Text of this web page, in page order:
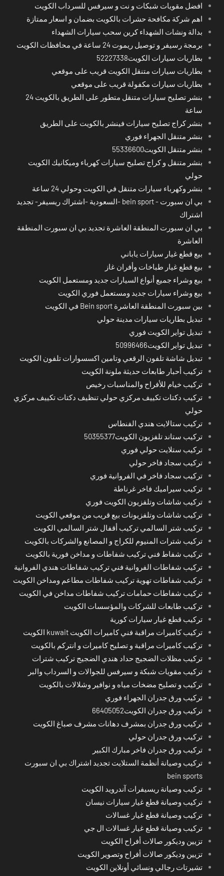
افضل مقويات شبكات و نت و سيرفس للسرداب الكويت
اهم شركة مكافحة حشرات بالكويت بضمان و اسعار ممتازة
بدالة ونشات الشهداء كرين سحب سيارات الشهداء
برمجة رسيفر و توصيل ريموت 24 ساعة في محافظات الكويت
بطاريات سيارات الكويت52227338
بطاريات سيارات متنقل الكويت قريب على موقعي
بطاريات سيارات مكفولة قريب على موقعي
بنشر تصليح سيارات متنقل متطور على الطريق بالكويت 24
ساعة
بنشر كراج تصليح سيارات فينشر بالكويت على الطريق
بنشر متنقل الجهراء فوري
بنشر متنقل الكويت55336600
بنشر متنقل و كراج تصليح سيارات كهرباء وميكانيك الكويت
حولي
بنشر وكهرباء سيارات متنقل في الكويت وحولي 24 ساعة
بي ان سبورت - bein sport -السعودية -اشتراك ريسيفر- تجديد
اشتراك
بي ان سبورت المنطقة العاشرة تجديد بي ان سبورت المنطقة
العاشرة
بيع قطع غيار سيارات ياباني
بيع قطع غيار طباخات وأفران غاز
بيع وشراء جميع أنواع السيارات جديد ومستعمل الكويت
بيع وشراء سيارات جديد ومستعمل فوري الكويت
بين سبورت المنطقة العاشرة Bein sport في الكويت
تبديل بطاريات سيارات مدينة حولي
تبديل تواير الكويت فوري
تبديل تواير الكويت50996466
تبديل شاشة تلفون الرقعي وتامين اكسسوارات تلفون الكويت
تركيب أحبار طابعات حديثة ملونة الكويت
تركيب خيام للأفراح والمناسبات رخيص
تركيب دكتات تكييف مركزي حولي تنظيف دكتات تكييف مركزي
حولي
تركيب ستالايت هندي الفنطاس
تركيب ستاند تلفزيون الكويت50355377
تركيب ستلايت حولي فوري
تركيب سجاد فاخر حولي
تركيب سجاد فاخر في الفروانية فوري
تركيب سيراميك فاخر غرناطة
تركيب شاشات وتلفزيون الكويت فوري
تركيب شاشات وتلفزيونات بيع قريب من موقعي الكويت
تركيب شتر السالمي تركيب أقفال شتر السالمي الكويت
تركيب شترات المنيوم للكراج و المصانع والشركات بالكويت
تركيب شفاط فني تركيب شفاطات و مداخن فورية بالكويت
تركيب شفاطات الفروانية فني تركيب شفاطات هندي الفروانية
تركيب شفاطات تهوية تركيب شفاطات مطاعم ومداخن الكويت
تركيب شفاطات حمامات تركيب شفاطات مداخن في الكويت
تركيب طابعات للشركات والمؤسسات الكويت
تركيب قطع غيار سيارات كورية
تركيب كاميرات مراقبة فني كاميرات الكويت kuwait الكويت
تركيب كاميرات مراقبة و تصليح كاميرات و انتركم بالكويت
تركيب مظلات الضجيج حداد هندي الضجيج تركيب شترات
تركيب مقويات شبكة و سيرفس للجوالات و السرداب والبر
تركيب و تصليح مضخات مياه و نوافير وشلالات بالكويت
تركيب ورق جدران الجهراء فوري
تركيب ورق جدران الكويت66405052
تركيب ورق جدران بمشرف دهانات مشرف صباغ الكويت
تركيب ورق جدران حولي
تركيب ورق جدران فاخر مبارك الكبير
تركيب وصيانة أنظمة الستلايت تجديد اشتراك بي ان سبورت
bein sports
تركيب وصيانة ريسيفرات آندرويد الكويت
تركيب وصيانة قطع غيار سيارات نيسان
تركيب وصيانة قطع غيار غسالات
تركيب وصيانة قطع غيار غسالات ال جي
تزيين وديكور صالات أفراح الكويت
تزيين وديكور صالات أفراح وتصوير الكويت
تشيرتات رجالي ونسائي أونلاين الكويت